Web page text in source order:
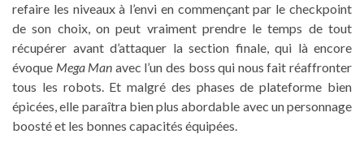
refaire les niveaux à l’envi en commençant par le checkpoint
de son choix, on peut vraiment prendre le temps de tout
récupérer avant d’attaquer la section finale, qui là encore
évoque Mega Man avec l’un des boss qui nous fait réaffronter
tous les robots. Et malgré des phases de plateforme bien
épicées, elle paraîtra bien plus abordable avec un personnage
boosté et les bonnes capacités équipées.